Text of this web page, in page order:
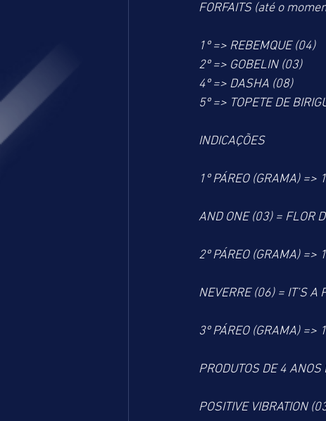
FORFAITS (até o
1º => REBEMQUE (04)
2º => GOBELIN (03)
4º => DASHA (08)
5º => TOPETE DE
INDICAÇÕES
1º PÁREO (GRAMA)
AND ONE (03) = FLOR
2º PÁREO (GRAMA)
NEVERRE (06) = IT’S A
3º PÁREO (GRAMA)
PRODUTOS DE 4
POSITIVE VIBRATION